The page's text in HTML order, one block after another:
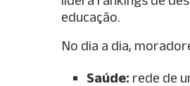
educação.
No dia a dia,
Saúde: rede de